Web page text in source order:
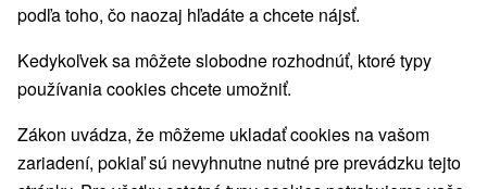
VŠETKY TOP - NAJPREDÁVANEJŠIE
podľa toho, čo naozaj hľadáte a chcete nájsť.
Kedykoľvek sa môžete slobodne rozhodnúť, ktoré typy
používania cookies chcete umožniť.
Zákon uvádza, že môžeme ukladať cookies na vašom
zariadení, pokiaľ sú nevyhnutne nutné pre prevádzku tejto